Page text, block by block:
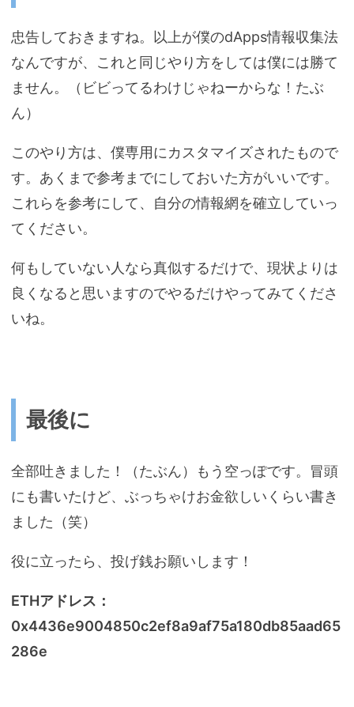
忠告しておきますね。以上が僕のdApps情報収集法
なんですが、これと同じやり方をしては僕には勝て
ません。（ビビってるわけじゃねーからな！たぶ
ん）
このやり方は、僕専用にカスタマイズされたもので
す。あくまで参考までにしておいた方がいいです。
これらを参考にして、自分の情報網を確立していっ
てください。
何もしていない人なら真似するだけで、現状よりは
良くなると思いますのでやるだけやってみてくださ
いね。
最後に
全部吐きました！（たぶん）もう空っぽです。冒頭
にも書いたけど、ぶっちゃけお金欲しいくらい書き
ました（笑）
役に立ったら、投げ銭お願いします！
ETHアドレス：
0x4436e9004850c2ef8a9af75a180db85aad65
286e